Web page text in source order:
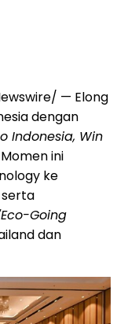
— Elong
dengan
Indonesia, Win
ini
ke
Going
dan